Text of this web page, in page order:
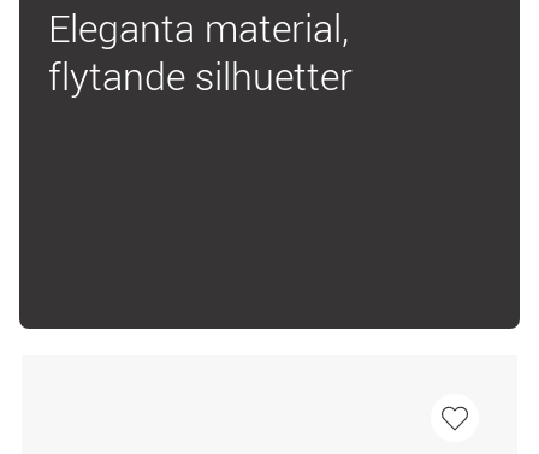
Eleganta material,
flytande silhuetter